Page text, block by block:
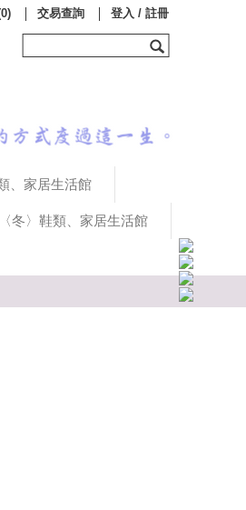
、家居生活館
〈冬〉鞋類、家居生活館
0) 交易查詢 登入 / 註冊